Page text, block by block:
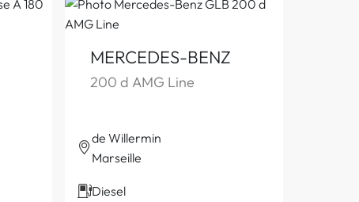
MERCEDES-BENZ
200 d AMG Line
de Willermin
Marseille
Diesel